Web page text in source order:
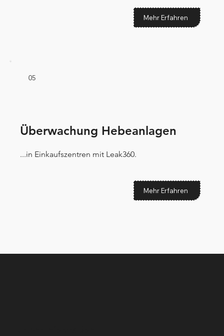
Mehr Erfahren
05
Überwachung Hebeanlagen
...in Einkaufszentren mit Leak360.
Mehr Erfahren